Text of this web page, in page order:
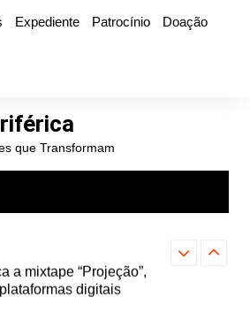
Expediente Patrocínio
Doação
que Transformam
digitais
Farofa